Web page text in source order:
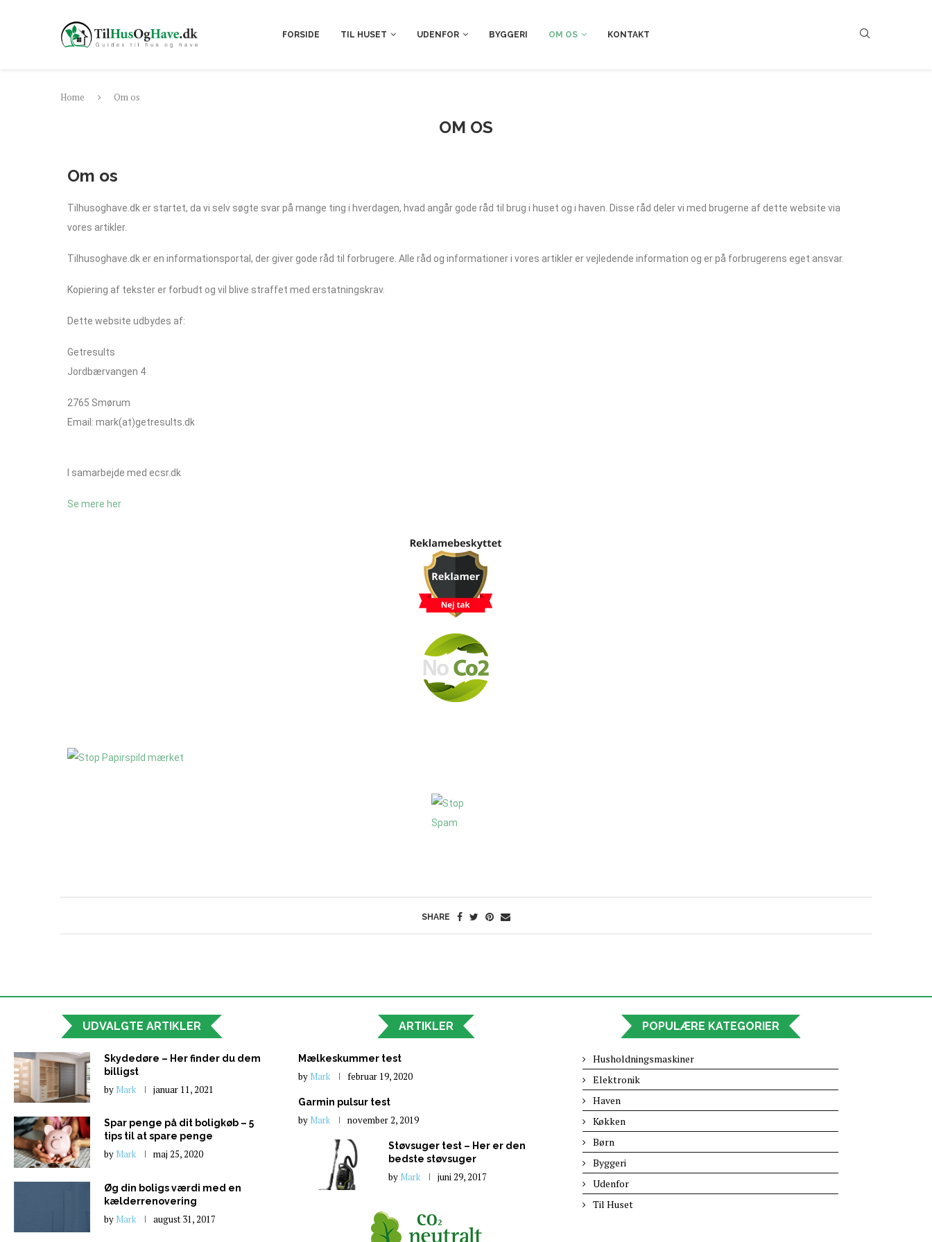
FORSIDE TIL HUSET UDENFOR BYGGERI OM OS KONTAKT
Home Om os
OM OS
Om os
Tilhusoghave.dk er startet, da vi selv søgte svar på mange ting i hverdagen, hvad angår gode råd til brug i huset og i haven. Disse råd deler vi med brugerne af dette website via
vores artikler.
Tilhusoghave.dk er en informationsportal, der giver gode råd til forbrugere. Alle råd og informationer i vores artikler er vejledende information og er på forbrugerens eget ansvar.
Kopiering af tekster er forbudt og vil blive straffet med erstatningskrav.
Dette website udbydes af:
Getresults
Jordbærvangen 4
2765 Smørum
Email: mark(at)getresults.dk
I samarbejde med ecsr.dk
Se mere her
SHARE
UDVALGTE ARTIKLER
Skydedøre – Her finder du dem
billigst
by Mark januar 11, 2021
Spar penge på dit boligkøb – 5
tips til at spare penge
by Mark maj 25, 2020
Øg din boligs værdi med en
kælderrenovering
by Mark august 31, 2017
ARTIKLER
Mælkeskummer test
by Mark februar 19, 2020
Garmin pulsur test
by Mark november 2, 2019
Støvsuger test – Her er den
bedste støvsuger
by Mark juni 29, 2017
POPULÆRE KATEGORIER
Husholdningsmaskiner
Elektronik
Haven
Køkken
Børn
Byggeri
Udenfor
Til Huset